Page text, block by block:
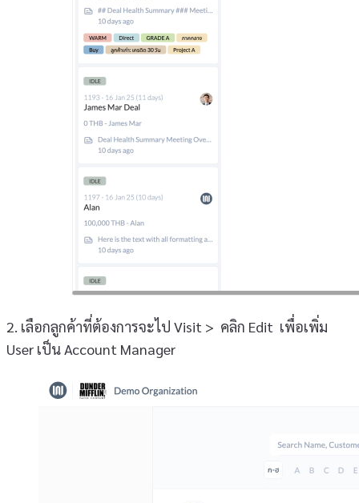
2. เลือกลูกค้าที่ต้องการจะไป Visit > คลิก Edit เพื่อเพิ่ม
User เป็น Account Manager